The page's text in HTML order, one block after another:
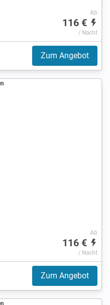
Ab
116 €
/ Nacht
Zum Angebot
Ab
116 €
/ Nacht
Zum Angebot